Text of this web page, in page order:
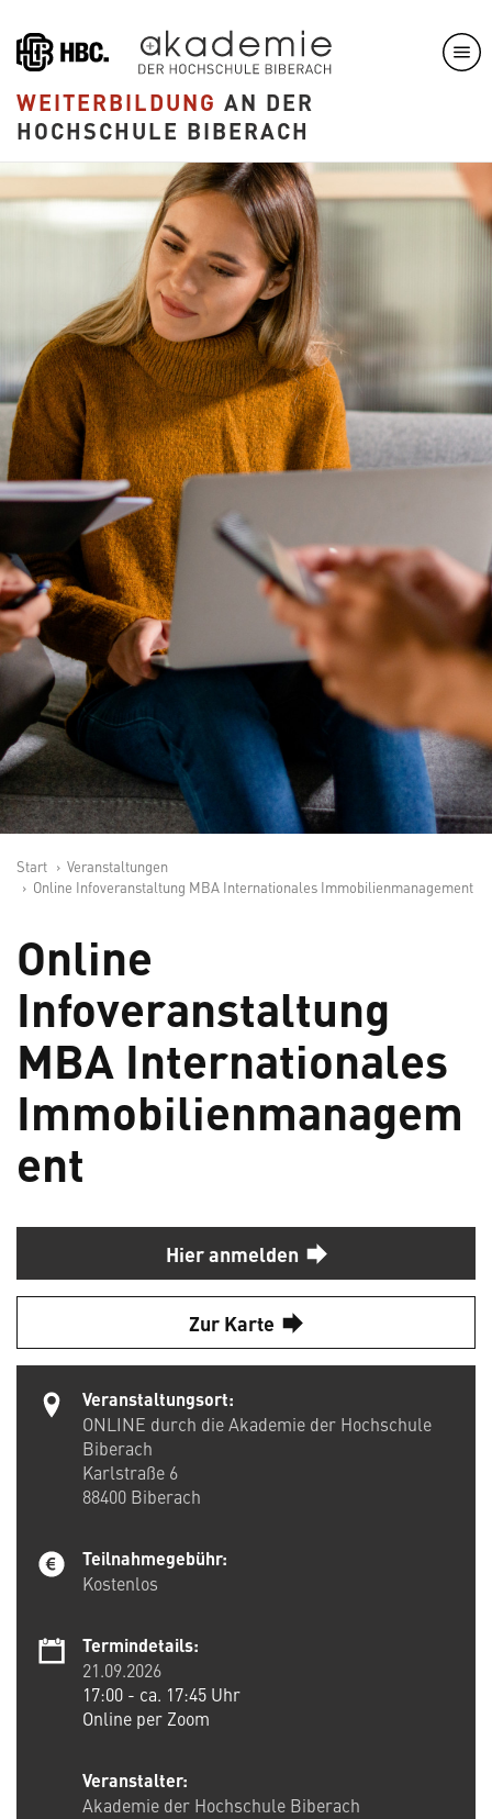
zum
Inhalt
WEITERBILDUNG AN DER
HOCHSCHULE BIBERACH
Start
Veranstaltungen
Online Infoveranstaltung MBA Internationales Immobilienmanagement
Online
Infoveranstaltung
MBA Internationales
Immobilienmanagem
ent
Hier anmelden
Zur Karte
Veranstaltungsort:
ONLINE durch die Akademie der Hochschule
Biberach
Karlstraße 6
88400 Biberach
Teilnahmegebühr:
Kostenlos
Termindetails:
21.09.2026
17:00 - ca. 17:45 Uhr
Online per Zoom
Veranstalter:
Akademie der Hochschule Biberach